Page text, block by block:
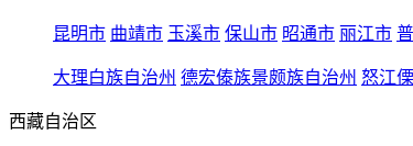
昆明市 曲靖市 玉溪市 保山市 昭通市 丽江市
大理白族自治州 德宏傣族景颇族自治州 怒江
西藏自治区